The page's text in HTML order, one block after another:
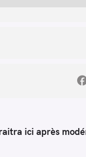
ici après